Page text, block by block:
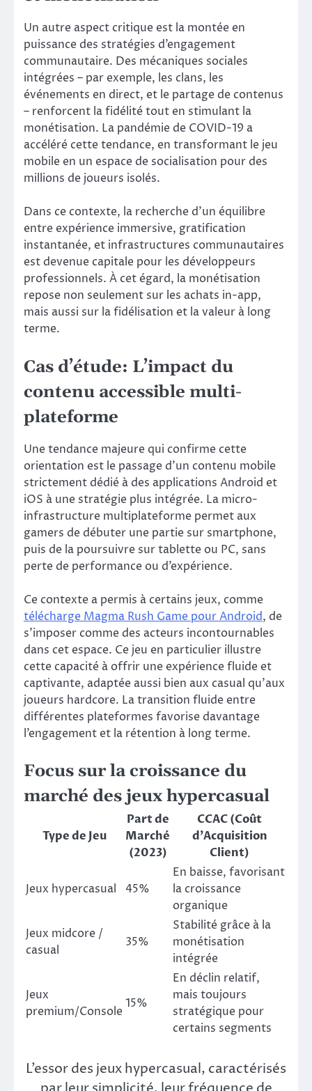
Un autre aspect critique est la montée en
puissance des stratégies d’engagement
communautaire. Des mécaniques sociales
intégrées – par exemple, les clans, les
événements en direct, et le partage de contenus
– renforcent la fidélité tout en stimulant la
monétisation. La pandémie de COVID-19 a
accéléré cette tendance, en transformant le jeu
mobile en un espace de socialisation pour des
millions de joueurs isolés.
Dans ce contexte, la recherche d’un équilibre
entre expérience immersive, gratification
instantanée, et infrastructures communautaires
est devenue capitale pour les développeurs
professionnels. À cet égard, la monétisation
repose non seulement sur les achats in-app,
mais aussi sur la fidélisation et la valeur à long
terme.
Cas d’étude: L’impact du
contenu accessible multi-
plateforme
Une tendance majeure qui confirme cette
orientation est le passage d’un contenu mobile
strictement dédié à des applications Android et
iOS à une stratégie plus intégrée. La micro-
infrastructure multiplateforme permet aux
gamers de débuter une partie sur smartphone,
puis de la poursuivre sur tablette ou PC, sans
perte de performance ou d’expérience.
Ce contexte a permis à certains jeux, comme
télécharge Magma Rush Game pour Android, de
s’imposer comme des acteurs incontournables
dans cet espace. Ce jeu en particulier illustre
cette capacité à offrir une expérience fluide et
captivante, adaptée aussi bien aux casual qu’aux
joueurs hardcore. La transition fluide entre
différentes plateformes favorise davantage
l’engagement et la rétention à long terme.
Focus sur la croissance du
marché des jeux hypercasual
Type de Jeu
Part de
Marché
(2023)
CCAC (Coût
d’Acquisition
Client)
Jeux hypercasual 45%
En baisse, favorisant
la croissance
organique
Jeux midcore /
casual
35%
Stabilité grâce à la
monétisation
intégrée
Jeux
premium/Console
15%
En déclin relatif,
mais toujours
stratégique pour
certains segments
L’essor des jeux hypercasual, caractérisés